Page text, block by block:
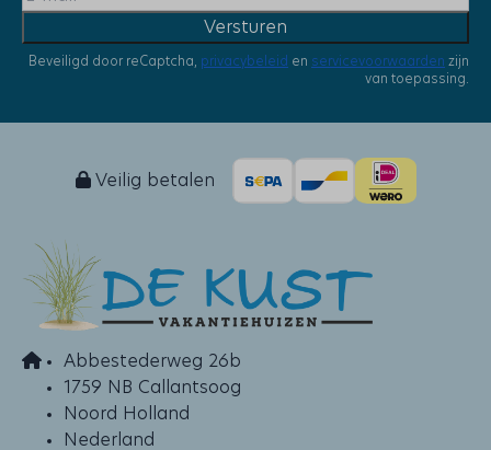
Callantsoog
Vakantieparken
Versturen
Beveiligd door reCaptcha, privacybeleid en servicevoorwaarden zijn
van toepassing.
Veilig betalen
Abbestederweg 26b
1759 NB Callantsoog
Noord Holland
Nederland